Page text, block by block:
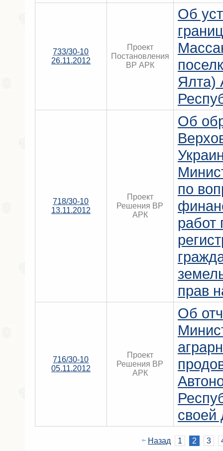
733/30-10
26.11.2012
Проект
Постановления
ВР АРК
Об
Ялта)
718/30-10
13.11.2012
Проект
Решения ВР
АРК
Об
по
работ
прав
716/30-10
05.11.2012
Проект
Решения ВР
АРК
Об
своей
Назад 1 2 3